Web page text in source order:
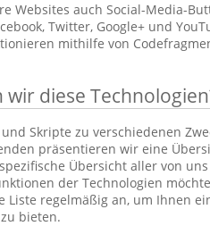
Websites auch Social-Media-
Twitter, Google+ und
mithilfe von
diese
Skripte zu verschiedenen
präsentieren wir eine
Übersicht aller von
der Technologien
Liste regelmäßig an, um Ihnen
bieten.